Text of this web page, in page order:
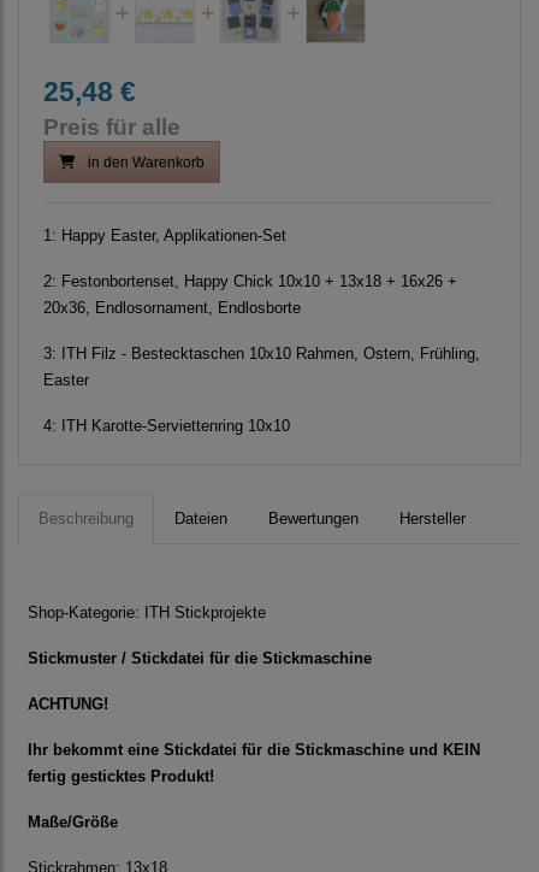
25,48 €
Preis für alle
in den Warenkorb
1: Happy Easter, Applikationen-Set
2: Festonbortenset, Happy Chick 10x10 + 13x18 + 16x26 +
20x36, Endlosornament, Endlosborte
3: ITH Filz - Bestecktaschen 10x10 Rahmen, Ostern, Frühling,
Easter
4: ITH Karotte-Serviettenring 10x10
Beschreibung Dateien Bewertungen Hersteller
Shop-Kategorie: ITH Stickprojekte
Stickmuster / Stickdatei für die Stickmaschine
ACHTUNG!
Ihr bekommt eine Stickdatei für die Stickmaschine und KEIN
fertig gesticktes Produkt!
Maße/Größe
Stickrahmen: 13x18